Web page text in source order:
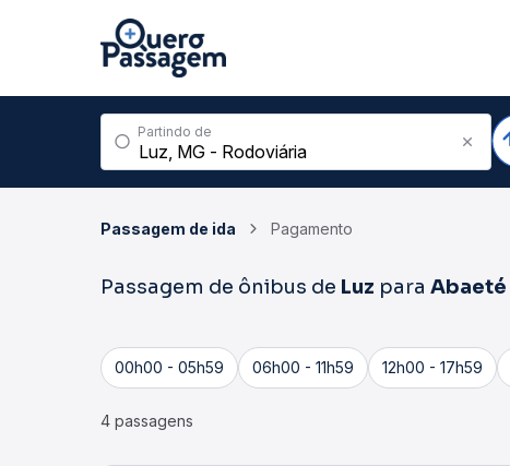
Partindo de
Passagem de ida Pagamento
Passagem de ônibus de Luz para Abaeté
00h00 - 05h59 06h00 - 11h59 12h00 - 17h59
4 passagens